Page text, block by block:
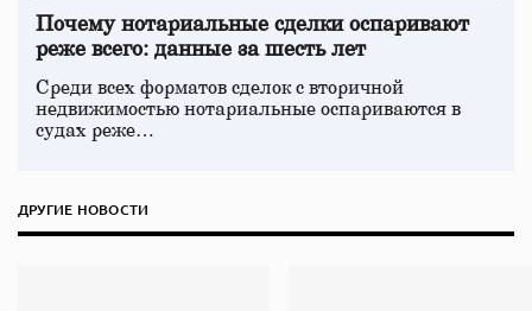
Почему нотариальные сделки оспаривают
реже всего: данные за шесть лет
Среди всех форматов сделок с вторичной
недвижимостью нотариальные оспариваются в
судах реже…
ДРУГИЕ НОВОСТИ